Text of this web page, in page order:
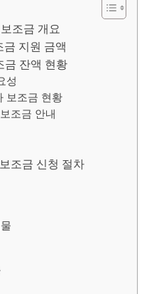
조금 개요
지원 금액
금 잔액 현황
성
보조금 현황
조금 안내
조금 신청 절차